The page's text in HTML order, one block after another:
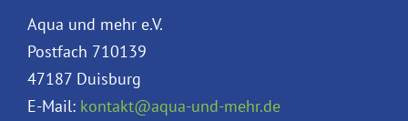
Aqua und mehr e.V.
Postfach 710139
47187 Duisburg
E-Mail: kontakt@aqua-und-mehr.de